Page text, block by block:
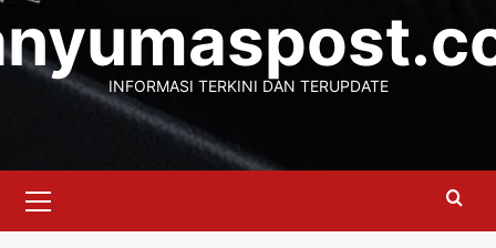
INFORMASI TERKINI DAN TERUPDATE
Menu